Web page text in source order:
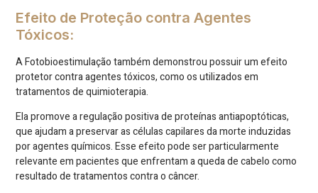
Efeito de Proteção contra Agentes
Tóxicos:
A Fotobioestimulação também demonstrou possuir um efeito
protetor contra agentes tóxicos, como os utilizados em
tratamentos de quimioterapia.
Ela promove a regulação positiva de proteínas antiapoptóticas,
que ajudam a preservar as células capilares da morte induzidas
por agentes químicos. Esse efeito pode ser particularmente
relevante em pacientes que enfrentam a queda de cabelo como
resultado de tratamentos contra o câncer.